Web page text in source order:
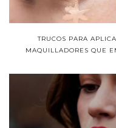
TRUCOS PARA
MAQUILLADORES QUE